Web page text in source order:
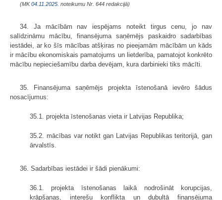
(MK04.11.2025. noteikumu Nr. 644 redakcijā)
34. Ja mācībām nav iespējams noteikt tirgus cenu, jo nav
salīdzināmu mācību, finansējuma saņēmējs paskaidro sadarbības
iestādei, ar ko šīs mācības atšķiras no pieejamām mācībām un kāds
ir mācību ekonomiskais pamatojums un lietderība, pamatojot konkrēto
mācību nepieciešamību darba devējam, kura darbinieki tiks mācīti.
35. Finansējuma saņēmējs projekta īstenošanā ievēro šādus
nosacījumus:
35.1. projekta īstenošanas vieta ir Latvijas Republika;
35.2. mācības var notikt gan Latvijas Republikas teritorijā, gan
ārvalstīs.
36. Sadarbības iestādei ir šādi pienākumi:
36.1. projekta īstenošanas laikā nodrošināt korupcijas,
krāpšanas, interešu konflikta un dubultā finansējuma